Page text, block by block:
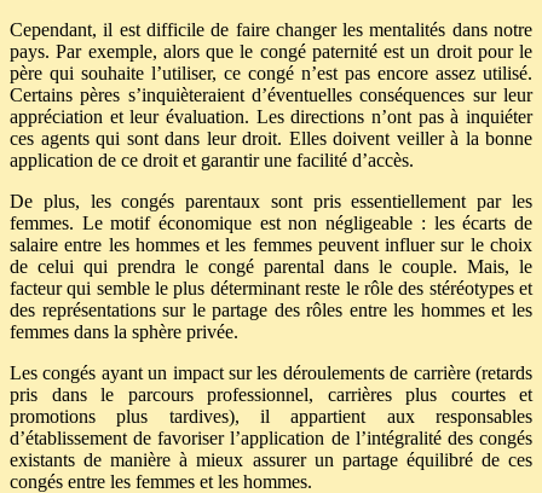
Cependant, il est difficile de faire changer les mentalités dans notre
pays. Par exemple, alors que le congé paternité est un droit pour le
père qui souhaite l’utiliser, ce congé n’est pas encore assez utilisé.
Certains pères s’inquièteraient d’éventuelles conséquences sur leur
appréciation et leur évaluation. Les directions n’ont pas à inquiéter
ces agents qui sont dans leur droit. Elles doivent veiller à la bonne
application de ce droit et garantir une facilité d’accès.
De plus, les congés parentaux sont pris essentiellement par les
femmes. Le motif économique est non négligeable : les écarts de
salaire entre les hommes et les femmes peuvent influer sur le choix
de celui qui prendra le congé parental dans le couple. Mais, le
facteur qui semble le plus déterminant reste le rôle des stéréotypes et
des représentations sur le partage des rôles entre les hommes et les
femmes dans la sphère privée.
Les congés ayant un impact sur les déroulements de carrière (retards
pris dans le parcours professionnel, carrières plus courtes et
promotions plus tardives), il appartient aux responsables
d’établissement de favoriser l’application de l’intégralité des congés
existants de manière à mieux assurer un partage équilibré de ces
congés entre les femmes et les hommes.